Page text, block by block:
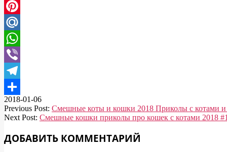
Twitter
Pinterest
Mail.Ru
WhatsApp
Viber
Telegram
Отправить
2018-01-06
Previous Post: Смешные коты и кошки 2018 Приколы с котами
Next Post: Смешные кошки приколы про кошек с котами 2018
ДОБАВИТЬ КОММЕНТАРИЙ